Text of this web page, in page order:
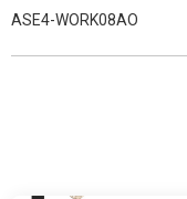
ASE4-WORK08AO